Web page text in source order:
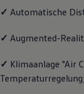
Zubehör
✓ Automatische
✓ Augmented-
✓ Klimaanlage "Air